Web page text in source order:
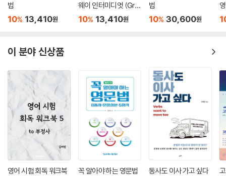
법
10% 13,410원
웨이 인터미디엇 (Gra
mmar Gateway Inte
10% 13,410원
법
10% 30,600원
이 분야 신상품
영어 시험 회독 워크북
꼭 알아야 하는 영문법 동사도 이사 가고 싶다